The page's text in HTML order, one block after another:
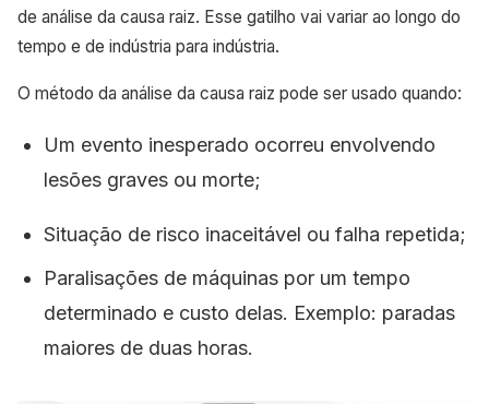
de análise da causa raiz. Esse gatilho vai variar ao longo do
tempo e de indústria para indústria.
O método da análise da causa raiz pode ser usado quando:
Um evento inesperado ocorreu envolvendo
lesões graves ou morte;
Situação de risco inaceitável ou falha repetida;
Paralisações de máquinas por um tempo
determinado e custo delas. Exemplo: paradas
maiores de duas horas.